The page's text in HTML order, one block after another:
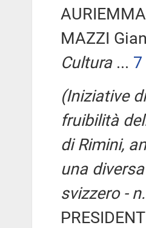
MAZZI
Cultura... 7
(Iniziative
fruibilità
di Rimini,
una
svizzero -